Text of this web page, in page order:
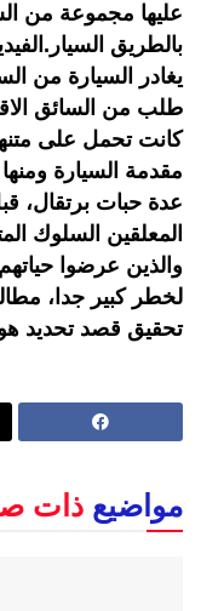
عليها مجموعة من
بالطريق
يغادر السيارة من
طلب من السائق
كانت تحمل على
مقدمة السيارة
عدة حبات برتقال،
المعلقين السلوك
والذين عرضوا
لخطر كبير جدا،
تحقيق قصد تحديد
مواضيع ذات